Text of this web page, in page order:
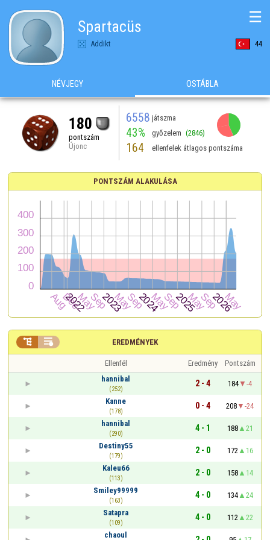
Spartacüs
Addikt 44
☰
NÉVJEGY OSTÁBLA
180
pontszám
Újonc
6558 játszma
43% győzelem (2846)
164 ellenfelek átlagos pontszáma
PONTSZÁM ALAKULÁSA
EREDMÉNYEK
 
Ellenfél Eredmény
Pontszám
hannibal
(252)
2 - 4 184
-4
Kanne
(178)
0 - 4 208
-24
hannibal
(290)
4 - 1 188
21
Destiny55
(179)
2 - 0 172
16
Kaleu66
(113)
2 - 0 158
14
Smiley99999
(163)
4 - 0 134
24
Satapra
(109)
4 - 0 112
22
chaoul